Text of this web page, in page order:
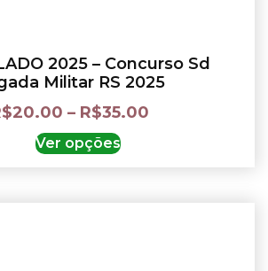
2025 – Concurso Sd
Militar RS 2025
20.00 – R$35.00
Ver opções